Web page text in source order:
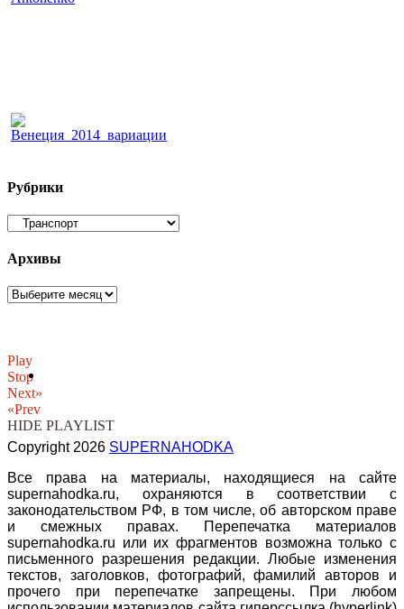
Рубрики
Рубрики
Архивы
Архивы
Play
Stop
Next»
«Prev
HIDE PLAYLIST
Copyright 2026 SUPERNAHODKA
Все права на материалы, находящиеся на сайте
supernahodka.ru, охраняются в соответствии с
законодательством РФ, в том числе, об авторском праве
и смежных правах. Перепечатка материалов
supernahodka.ru или их фрагментов возможна только с
письменного разрешения редакции. Любые изменения
текстов, заголовков, фотографий, фамилий авторов и
прочего при перепечатке запрещены. При любом